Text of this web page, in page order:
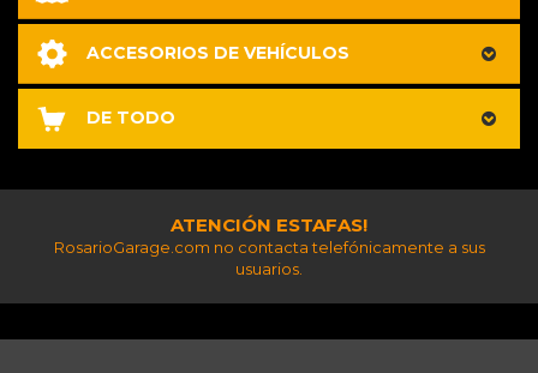
ACCESORIOS DE VEHÍCULOS
DE TODO
ATENCIÓN ESTAFAS!
RosarioGarage.com no contacta telefónicamente a sus
usuarios.